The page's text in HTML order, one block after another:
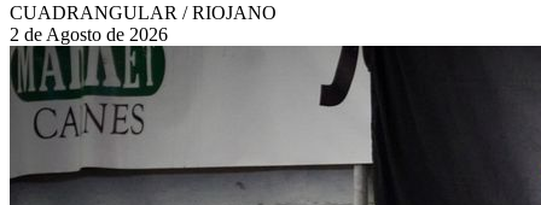
CUADRANGULAR / RIOJANO
2 de Agosto de 2026